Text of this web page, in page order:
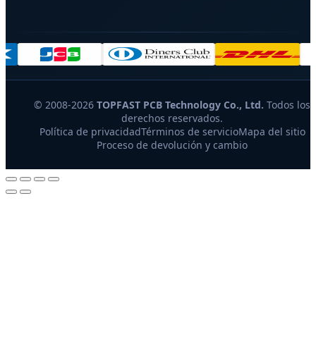
© 2008-2026 TOPFAST PCB Technology Co., Ltd. Todos los
derechos reservados.
Política de privacidadTérminos de servicioMapa del sitio
Proceso de devolución y cambio